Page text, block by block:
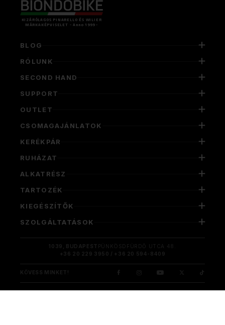
KIZÁRÓLAGOS PINARELLO ÉS WILIER
MÁRKAKÉPVISELET - Anno 1999 -
BLOG
RÓLUNK
SECOND HAND
SUPPORT
OUTLET
CSOMAGAJÁNLATOK
KERÉKPÁR
RUHÁZAT
ALKATRÉSZ
TARTOZÉK
KIEGÉSZÍTŐK
SZOLGÁLTATÁSOK
1039, BUDAPEST PÜNKÖSDFÜRDŐ UTCA 48.
+36 20 229 3950 / +36 20 594-8409
KÖVESS MINKET!